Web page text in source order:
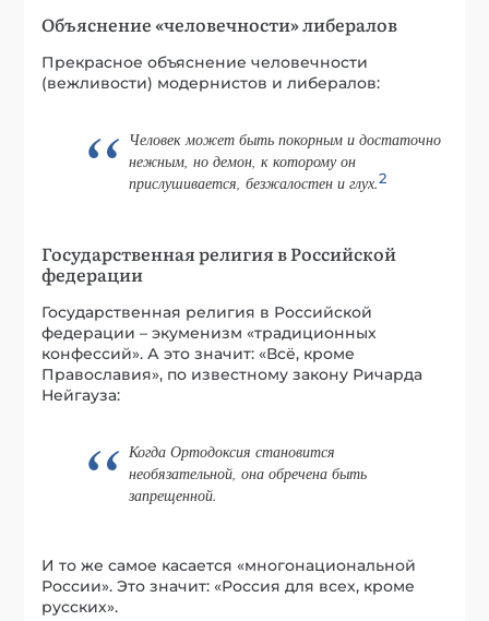
Объяснение «человечности» либералов
Прекрасное объяснение человечности
(вежливости) модернистов и либералов:
Человек может быть покорным и достаточно
нежным, но демон, к которому он
прислушивается, безжалостен и глух.2
Государственная религия в Российской
федерации
Государственная религия в Российской
федерации – экуменизм «традиционных
конфессий». А это значит: «Всё, кроме
Православия», по известному закону Ричарда
Нейгауза:
Когда Ортодоксия становится
необязательной, она обречена быть
запрещенной.
И то же самое касается «многонациональной
России». Это значит: «Россия для всех, кроме
русских».